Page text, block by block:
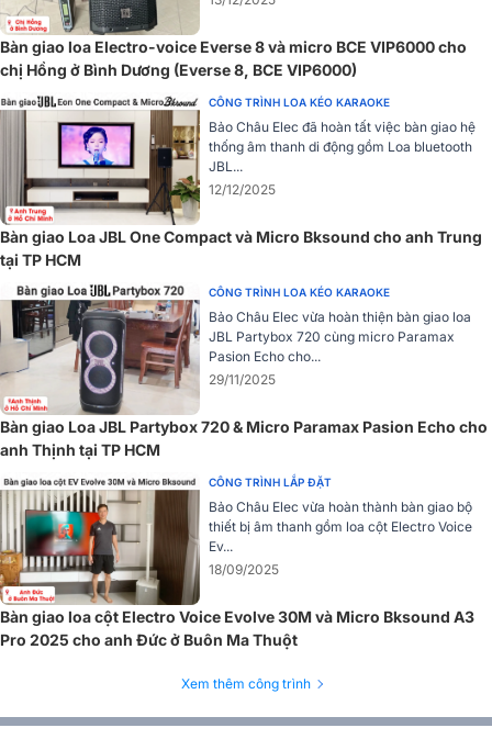
Chất âm hoàn hảo, ấn tượng
Nhờ được thiết kế chuyên dụng nên micro Sumico UHF 200 bắt
micro tốt, chất âm rõ ràng cho người nghe cảm nhận được âm thanh
trung thực, truyền cảm. Người hát có thể thoải mái thể hiện những
nốt cao, nốt trầm của mình mà vẫn mượt mà, luyến láy chuyên
nghiệp.
Phạm vi bắt sóng rộng
Micro không dây Sumico UHF 200
có phạm vi bắt sóng lên đến
30m và sử dụng pin lithium cho khả năng giúp người dùng sử dụng
trong nhiều giờ với chất âm thanh ổn định. Thời gian sạc micro
khoảng 3 giờ.
Ứng dụng
Micro không dây Sumico UHF 200 phù hợp với các mẫu loa kéo, loa
cột,loa bluetooth... để hát karaoke hay thuyết trình
TOP 5 Micro không dây UHF cho loa kéo giá
rẻ, cực hay 2026
Bạn có biết micro không dây UHF cho loa kéo
giá rẻ, hát cực hay không? Bảo Châu Elec gợi
ý top 5 mẫu đáng mua nhất được đông đảo
mọi người yêu thích.
Thông số kỹ thuật
Đầu Micro: Cardioid
Độ nhạy: -35dBm/10 dyne/cm2
Bàn giao loa Electro-voice Everse 8 và micro BCE VIP6000 cho
chị Hồng ở Bình Dương (Everse 8, BCE VIP6000)
CÔNG TRÌNH LOA KÉO KARAOKE
Bảo Châu Elec đã hoàn tất việc bàn giao hệ
thống âm thanh di động gồm Loa bluetooth
JBL...
12/12/2025
Bàn giao Loa JBL One Compact và Micro Bksound cho anh Trung
tại TP HCM
CÔNG TRÌNH LOA KÉO KARAOKE
Bảo Châu Elec vừa hoàn thiện bàn giao loa
JBL Partybox 720 cùng micro Paramax
Pasion Echo cho...
29/11/2025
Bàn giao Loa JBL Partybox 720 & Micro Paramax Pasion Echo cho
anh Thịnh tại TP HCM
CÔNG TRÌNH LẮP ĐẶT
Bảo Châu Elec vừa hoàn thành bàn giao bộ
thiết bị âm thanh gồm loa cột Electro Voice
Ev...
18/09/2025
Bàn giao loa cột Electro Voice Evolve 30M và Micro Bksound A3
Pro 2025 cho anh Đức ở Buôn Ma Thuột
Xem thêm công trình